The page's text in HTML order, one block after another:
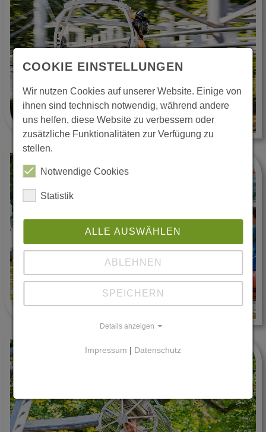
COOKIE EINSTELLUNGEN
Wir nutzen Cookies auf unserer Website. Einige von
ihnen sind technisch notwendig, während andere
uns helfen, diese Website zu verbessern oder
zusätzliche Funktionalitäten zur Verfügung zu
stellen.
Notwendige Cookies
Statistik
ALLE AUSWÄHLEN
ABLEHNEN
SPEICHERN
Details anzeigen
Impressum | Datenschutz